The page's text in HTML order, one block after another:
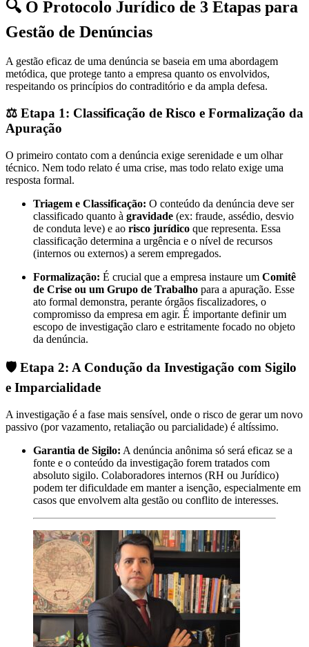
🔍 O Protocolo Jurídico de 3 Etapas para
Gestão de Denúncias
A gestão eficaz de uma denúncia se baseia em uma abordagem
metódica, que protege tanto a empresa quanto os envolvidos,
respeitando os princípios do contraditório e da ampla defesa.
⚖️ Etapa 1: Classificação de Risco e Formalização da
Apuração
O primeiro contato com a denúncia exige serenidade e um olhar
técnico. Nem todo relato é uma crise, mas todo relato exige uma
resposta formal.
Triagem e Classificação: O conteúdo da denúncia deve ser
classificado quanto à gravidade (ex: fraude, assédio, desvio
de conduta leve) e ao risco jurídico que representa. Essa
classificação determina a urgência e o nível de recursos
(internos ou externos) a serem empregados.
Formalização: É crucial que a empresa instaure um Comitê
de Crise ou um Grupo de Trabalho para a apuração. Esse
ato formal demonstra, perante órgãos fiscalizadores, o
compromisso da empresa em agir. É importante definir um
escopo de investigação claro e estritamente focado no objeto
da denúncia.
🛡️ Etapa 2: A Condução da Investigação com Sigilo
e Imparcialidade
A investigação é a fase mais sensível, onde o risco de gerar um novo
passivo (por vazamento, retaliação ou parcialidade) é altíssimo.
Garantia de Sigilo: A denúncia anônima só será eficaz se a
fonte e o conteúdo da investigação forem tratados com
absoluto sigilo. Colaboradores internos (RH ou Jurídico)
podem ter dificuldade em manter a isenção, especialmente em
casos que envolvem alta gestão ou conflito de interesses.